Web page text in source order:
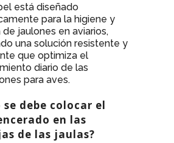
está diseñado
para la higiene y
jaulones en aviarios,
una solución resistente y
que optimiza el
diario de las
para aves.
se debe colocar el
en las
de las jaulas?